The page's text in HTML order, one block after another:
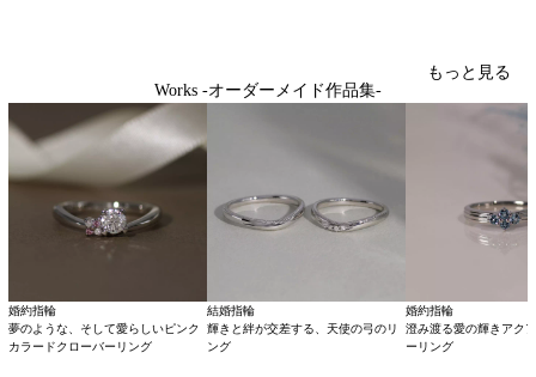
Works -オーダーメイド作品集-
もっと見る
婚約指輪
夢のような、そして愛らしいピンク
カラードクローバーリング
結婚指輪
輝きと絆が交差する、天使の弓のリ
ング
婚約指輪
澄み渡る愛の輝きアク
ーリング